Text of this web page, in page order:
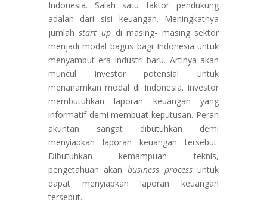
Indonesia. Salah satu faktor pendukung
adalah dari sisi keuangan. Meningkatnya
jumlahstart updi masing- masing sektor
menjadi modal bagus bagi Indonesia untuk
menyambut era industri baru. Artinya akan
muncul investor potensial untuk
menanamkan modal di Indonesia. Investor
membutuhkan laporan keuangan yang
informatif demi membuat keputusan. Peran
akuntan sangat dibutuhkan demi
menyiapkan laporan keuangan tersebut.
Dibutuhkan kemampuan teknis,
pengetahuan akan business processuntuk
dapat menyiapkan laporan keuangan
tersebut.